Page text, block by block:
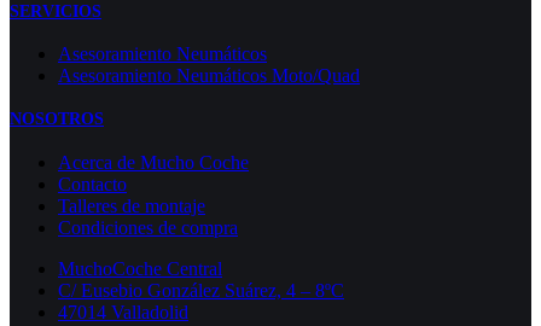
SERVICIOS
Asesoramiento Neumáticos
Asesoramiento Neumáticos Moto/Quad
NOSOTROS
Acerca de Mucho Coche
Contacto
Talleres de montaje
Condiciones de compra
MuchoCoche Central
C/ Eusebio González Suárez, 4 – 8ºC
47014 Valladolid